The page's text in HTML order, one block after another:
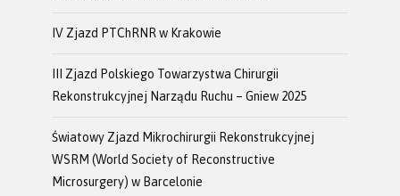
IV Zjazd PTChRNR w Krakowie
III Zjazd Polskiego Towarzystwa Chirurgii
Rekonstrukcyjnej Narządu Ruchu – Gniew 2025
Światowy Zjazd Mikrochirurgii Rekonstrukcyjnej
WSRM (World Society of Reconstructive
Microsurgery) w Barcelonie